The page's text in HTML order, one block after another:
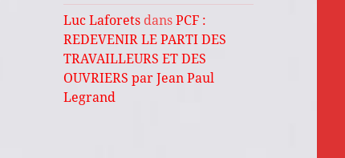
Luc Laforets dansPCF :
REDEVENIR LE PARTI DES
TRAVAILLEURS ET DES
OUVRIERS par Jean Paul
Legrand